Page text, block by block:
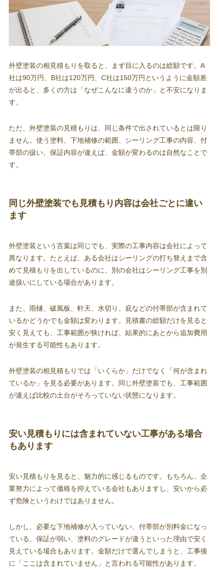
外壁塗装の相見積もりを取ると、まず目に入るのは総額です。A
社は90万円、B社は120万円、C社は150万円というように金額差
が出ると、多くの方は「なぜこんなに違うのか」と不安になりま
す。
ただ、外壁塗装の見積もりは、同じ条件で出されているとは限り
ません。使う塗料、下地補修の範囲、シーリング工事の内容、付
帯部の扱い、保証内容が違えば、金額が変わるのは自然なことで
す。
同じ外壁塗装でも見積もり内容は会社ごとに違い
ます
外壁塗装という言葉は同じでも、実際の工事内容は会社によって
異なります。たとえば、ある会社はシーリングの打ち替えまで含
めて見積もりを出しているのに、別の会社はシーリング工事を別
途扱いにしている場合があります。
また、雨樋、破風板、軒天、水切り、庇などの付帯部が含まれて
いるかどうかでも金額は変わります。見積書の総額だけを見ると
安く見えても、工事範囲が狭ければ、結果的にあとから追加費用
が発生する可能性もあります。
外壁塗装の相見積もりでは「いくらか」だけでなく「何が含まれ
ているか」を見る必要があります。同じ外壁塗装でも、工事範囲
が違えば比較の土台がそろっていない状態になります。
安い見積もりには含まれていない工事がある場合
もあります
安い見積もりを見ると、魅力的に感じるものです。もちろん、企
業努力によって価格を抑えている会社もありますし、安いから必
ず危険というわけではありません。
しかし、必要な下地補修が入っていない、付帯部が別料金になっ
ている、保証が弱い、塗料のグレードが違うといった理由で安く
見えている場合もあります。金額だけで選んでしまうと、工事後
に「ここは含まれていません」と言われる可能性があります。